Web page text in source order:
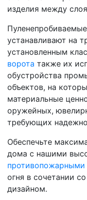
изделия между
устанавливают на
установленным
ворота также их
обустройства
объектов, на
материальные
оружейных,
требующих
Обеспечьте
дома с нашими
противопожарными
огня в сочетании
дизайном.